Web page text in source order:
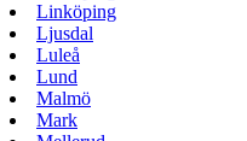
Linköping
Ljusdal
Luleå
Lund
Malmö
Mark